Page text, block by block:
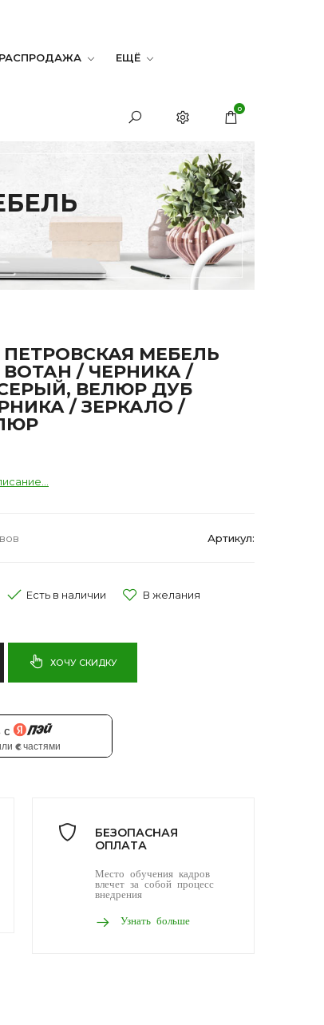
РАСПРОДАЖА ЕЩЁ
0
МЕБЕЛЬ
/ ЧЕРНИКА /
ВЕЛЮР ДУБ
/ ЗЕРКАЛО /
Артикул:
Есть в наличии
ХОЧУ СКИДКУ
БЕЗОПАСНАЯ
ОПЛАТА
Место обучения кадров
влечет за собой процесс
внедрения
Узнать больше